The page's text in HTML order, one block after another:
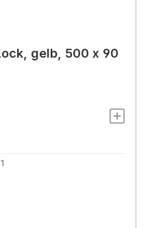
gelb, 500 x 90